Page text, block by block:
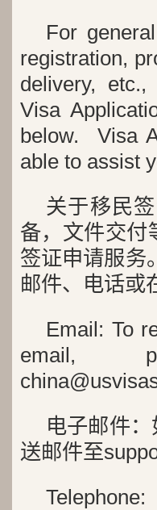
For
registration,
delivery,
Visa
below. Visa
able to assist
关于移民
备，文件交付
签证申请服务
邮件、电话或
Email: To
email,
电子邮件
送邮件至